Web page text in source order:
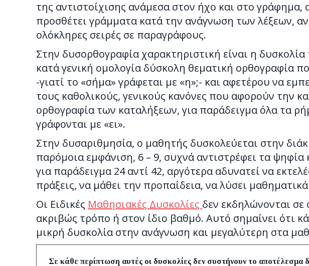
της αντιστοίχισης ανάμεσα στον ήχο και στο γράφημα,
προσθέτει γράμματα κατά την ανάγνωση των λέξεων,
ολόκληρες σειρές σε παραγράφους.
Στην δυσορθογραφία χαρακτηριστική είναι η
κατά γενική ομολογία δύσκολη θεματική ορθογραφία
-γιατί το «σήμα» γράφεται με «η»;- και αφετέρου να
τους καθολικούς, γενικούς κανόνες που αφορούν την
ορθογραφία των καταλήξεων, για παράδειγμα όλα τα
γράφονται με «ει».
Στην δυσαριθμησία, ο μαθητής δυσκολεύεται στην
παρόμοια εμφάνιση, 6 – 9, συχνά αντιστρέφει τα
για παράδειγμα 24 αντί 42, αργότερα αδυνατεί να
πράξεις, να μάθει την προπαίδεια, να λύσει
Οι Ειδικές Μαθησιακές Δυσκολίες δεν εκδηλώνονται σε
ακριβώς τρόπο ή στον ίδιο βαθμό. Αυτό σημαίνει ότι
μικρή δυσκολία στην ανάγνωση και μεγαλύτερη στα
Σε κάθε περίπτωση αυτές οι δυσκολίες δεν συστήνουν το αποτέλεσμα